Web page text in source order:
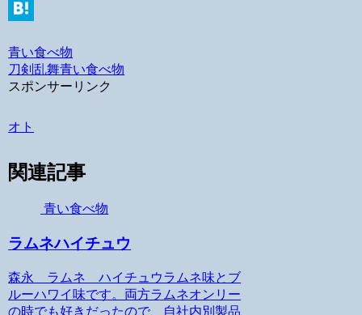
Line
青い食べ物
刀剣乱舞青い食べ物
スポンサーリンク
オト
関連記事
青い食べ物
ラムネハイチュウ
森永 ラムネ ハイチュウラムネ味とブ
ルーハワイ味です。両方ラムネオンリー
の時でも好きだったので、自社内別製品